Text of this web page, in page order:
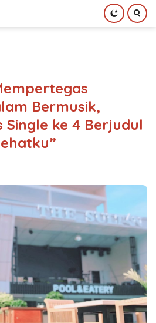
Bermusik,
Single ke 4 Berjudul